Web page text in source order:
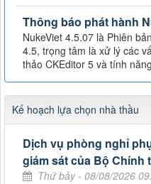
Thông báo phát hành
NukeViet 4.5.07 là Phiên
4.5, trọng tâm là xử lý các
thảo CKEditor 5 và tính
Kế hoạch lựa chọn nhà thầu
Dịch vụ phòng nghỉ
giám sát của Bộ Chính
Thứ bảy - 08/08/2026